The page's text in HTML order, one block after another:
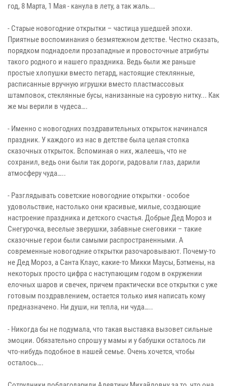
год, 8 Марта, 1 Мая - канула в лету, а так жаль...
- Старые новогодние открытки – частица ушедшей эпохи.
Приятные воспоминания о безмятежном детстве. Честно сказать,
порядком поднадоели прозападные и провосточные атрибуты
такого родного и нашего праздника. Ведь были же раньше
простые хлопушки вместо петард, настоящие стеклянные,
расписанные вручную игрушки вместо пластмассовых
штамповок, стеклянные бусы, нанизанные на суровую нитку... Как
же мы верили в чудеса….
- Именно с новогодних поздравительных открыток начинался
праздник. У каждого из нас в детстве была целая стопка
сказочных открыток. Вспоминая о них, жалеешь, что не
сохранил, ведь они были так дороги, радовали глаз, дарили
атмосферу чуда…..
- Разглядывать советские новогодние открытки - особое
удовольствие, настолько они красивые, милые, создающие
настроение праздника и детского счастья. Добрые Дед Мороз и
Снегурочка, веселые зверушки, забавные снеговики – такие
сказочные герои были самыми распространенными. А
современные новогодние открытки разочаровывают. Почему-то
не Дед Мороз, а Санта Клаус, какие-то Микки Маусы, Бэтмены, на
некоторых просто цифра с наступающим годом в окружении
елочных шаров и свечек, причем практически все открытки с уже
готовым поздравлением, остается только имя написать кому
предназначено. Ни души, ни тепла, ни чуда…..
- Никогда бы не подумала, что такая выставка вызовет сильные
эмоции. Обязательно спрошу у мамы и у бабушки осталось ли
что-нибудь подобное в нашей семье. Очень хочется, чтобы
осталось….